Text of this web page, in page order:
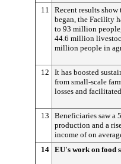
11
Recent results
began, the Facility
to 93 million
44.6 million
million people in
12
It has boosted
from small-scale
losses and
13
Beneficiaries saw a
production and a
income of on
14 EU's work on food